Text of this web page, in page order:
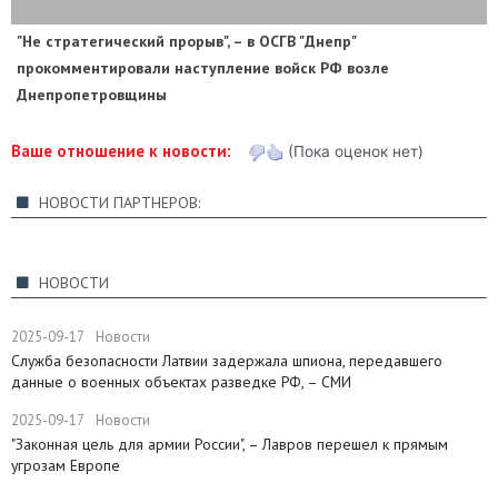
"Не стратегический прорыв", – в ОСГВ "Днепр"
прокомментировали наступление войск РФ возле
Днепропетровщины
Ваше отношение к новости: (Пока оценок нет)
НОВОСТИ ПАРТНЕРОВ:
НОВОСТИ
2025-09-17 Новости
Служба безопасности Латвии задержала шпиона, передавшего
данные о военных объектах разведке РФ, – СМИ
2025-09-17 Новости
"Законная цель для армии России", – Лавров перешел к прямым
угрозам Европе